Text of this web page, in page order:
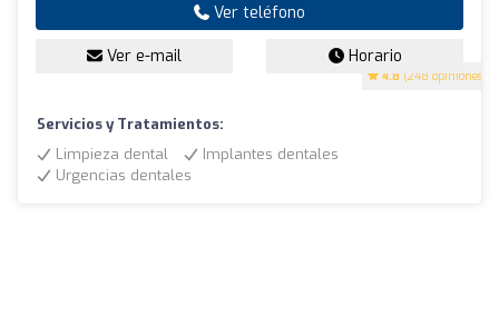
4.8 (248 opiniones)
Ver teléfono
Ver e-mail Horario
Servicios y Tratamientos:
Limpieza dental
Implantes dentales
Urgencias dentales